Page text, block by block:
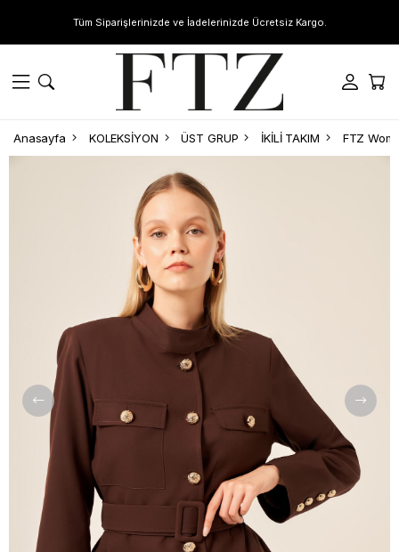
Tüm Siparişlerinizde ve İadelerinizde Ücretsiz Kargo.
Anasayfa KOLEKSİYON ÜST GRUP İKİLİ TAKIM FTZ